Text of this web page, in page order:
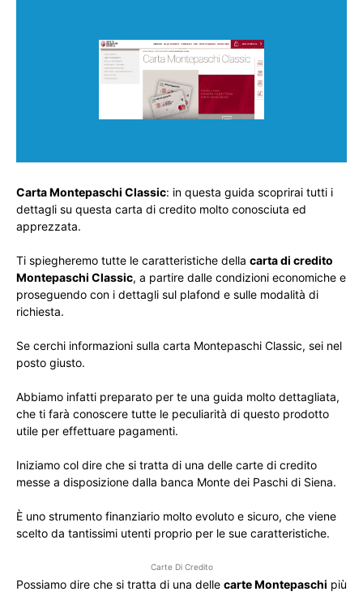
Carta Montepaschi Classic: in questa guida scoprirai tutti i
dettagli su questa carta di credito molto conosciuta ed
apprezzata.
Ti spiegheremo tutte le caratteristiche della carta di credito
Montepaschi Classic, a partire dalle condizioni economiche e
proseguendo con i dettagli sul plafond e sulle modalità di
richiesta.
Se cerchi informazioni sulla carta Montepaschi Classic, sei nel
posto giusto.
Abbiamo infatti preparato per te una guida molto dettagliata,
che ti farà conoscere tutte le peculiarità di questo prodotto
utile per effettuare pagamenti.
Iniziamo col dire che si tratta di una delle carte di credito
messe a disposizione dalla banca Monte dei Paschi di Siena.
È uno strumento finanziario molto evoluto e sicuro, che viene
scelto da tantissimi utenti proprio per le sue caratteristiche.
Carte Di Credito
Possiamo dire che si tratta di una delle carte Montepaschi più